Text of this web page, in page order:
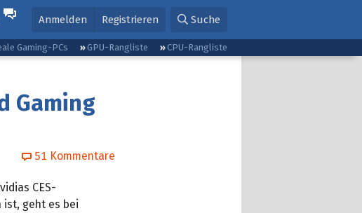
Anmelden Registrieren Suche
Gaming-PCs GPU-Rangliste CPU-Rangliste
Gaming
51 Kommentare
CES-
ist, geht es bei